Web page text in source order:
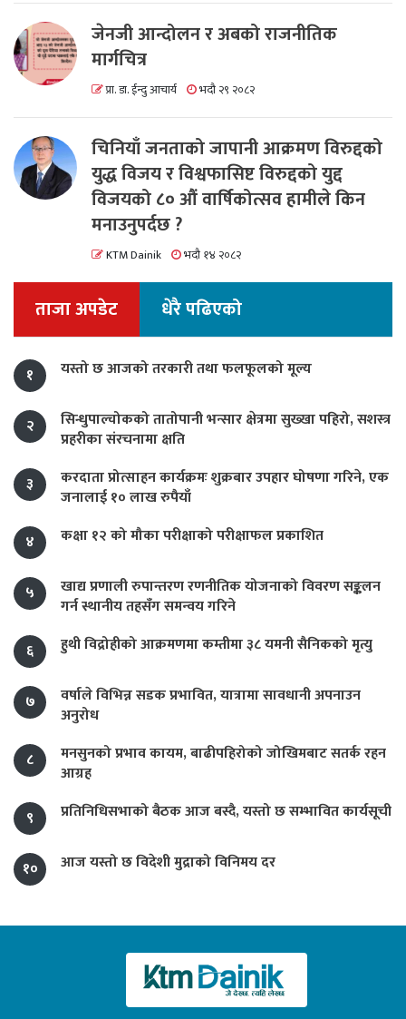
जेनजी आन्दोलन र अबको राजनीतिक
मार्गचित्र
प्रा. डा. ईन्दु आचार्य भदौ २९ २०८२
चिनियाँ जनताको जापानी आक्रमण विरुद्दको
युद्ध विजय र विश्वफासिष्ट विरुद्दको युद्द
विजयको ८० औं वार्षिकोत्सव हामीले किन
मनाउनुपर्दछ ?
KTM Dainik भदौ १४ २०८२
ताजा अपडेट धेरै पढिएको
१ यस्तो छ आजको तरकारी तथा फलफूलको मूल्य
२
सिन्धुपाल्चोकको तातोपानी भन्सार क्षेत्रमा सुख्खा पहिरो, सशस्त्र
प्रहरीका संरचनामा क्षति
३
करदाता प्रोत्साहन कार्यक्रमः शुक्रबार उपहार घोषणा गरिने, एक
जनालाई १० लाख रुपैयाँ
४
कक्षा १२ को मौका परीक्षाको परीक्षाफल प्रकाशित
५
खाद्य प्रणाली रुपान्तरण रणनीतिक योजनाको विवरण सङ्कलन
गर्न स्थानीय तहसँग समन्वय गरिने
६
हुथी विद्रोहीको आक्रमणमा कम्तीमा ३८ यमनी सैनिकको मृत्यु
७
वर्षाले विभिन्न सडक प्रभावित, यात्रामा सावधानी अपनाउन
अनुरोध
८
मनसुनको प्रभाव कायम, बाढीपहिरोको जोखिमबाट सतर्क रहन
आग्रह
९
प्रतिनिधिसभाको बैठक आज बस्दै, यस्तो छ सम्भावित कार्यसूची
१० आज यस्तो छ विदेशी मुद्राको विनिमय दर